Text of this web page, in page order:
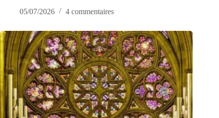
05/07/2026
4 commentaires